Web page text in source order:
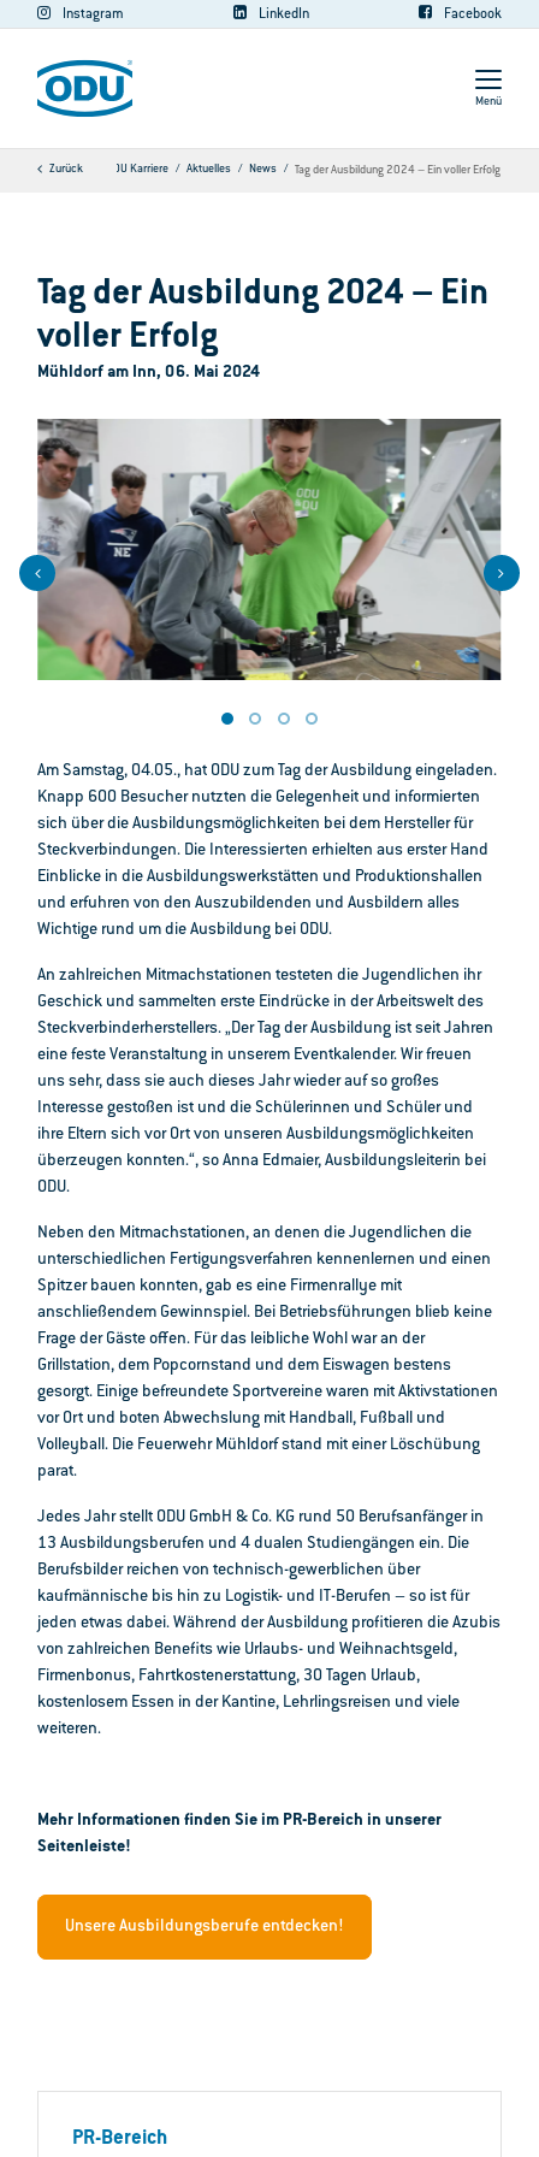
Instagram LinkedIn Facebook
Menü
Zurück ODU Karriere Aktuelles News Tag der Ausbildung 2024 – Ein voller Erfolg
Tag der Ausbildung 2024 – Ein
voller Erfolg
Mühldorf am Inn, 06. Mai 2024
Am Samstag, 04.05., hat ODU zum Tag der Ausbildung eingeladen.
Knapp 600 Besucher nutzten die Gelegenheit und informierten
sich über die Ausbildungsmöglichkeiten bei dem Hersteller für
Steckverbindungen. Die Interessierten erhielten aus erster Hand
Einblicke in die Ausbildungswerkstätten und Produktionshallen
und erfuhren von den Auszubildenden und Ausbildern alles
Wichtige rund um die Ausbildung bei ODU.
An zahlreichen Mitmachstationen testeten die Jugendlichen ihr
Geschick und sammelten erste Eindrücke in der Arbeitswelt des
Steckverbinderherstellers. „Der Tag der Ausbildung ist seit Jahren
eine feste Veranstaltung in unserem Eventkalender. Wir freuen
uns sehr, dass sie auch dieses Jahr wieder auf so großes
Interesse gestoßen ist und die Schülerinnen und Schüler und
ihre Eltern sich vor Ort von unseren Ausbildungsmöglichkeiten
überzeugen konnten.“, so Anna Edmaier, Ausbildungsleiterin bei
ODU.
Neben den Mitmachstationen, an denen die Jugendlichen die
unterschiedlichen Fertigungsverfahren kennenlernen und einen
Spitzer bauen konnten, gab es eine Firmenrallye mit
anschließendem Gewinnspiel. Bei Betriebsführungen blieb keine
Frage der Gäste offen. Für das leibliche Wohl war an der
Grillstation, dem Popcornstand und dem Eiswagen bestens
gesorgt. Einige befreundete Sportvereine waren mit Aktivstationen
vor Ort und boten Abwechslung mit Handball, Fußball und
Volleyball. Die Feuerwehr Mühldorf stand mit einer Löschübung
parat.
Jedes Jahr stellt ODU GmbH & Co. KG rund 50 Berufsanfänger in
13 Ausbildungsberufen und 4 dualen Studiengängen ein. Die
Berufsbilder reichen von technisch-gewerblichen über
kaufmännische bis hin zu Logistik- und IT-Berufen – so ist für
jeden etwas dabei. Während der Ausbildung profitieren die Azubis
von zahlreichen Benefits wie Urlaubs- und Weihnachtsgeld,
Firmenbonus, Fahrtkostenerstattung, 30 Tagen Urlaub,
kostenlosem Essen in der Kantine, Lehrlingsreisen und viele
weiteren.
Mehr Informationen finden Sie im PR-Bereich in unserer
Seitenleiste!
Unsere Ausbildungsberufe entdecken!
PR-Bereich